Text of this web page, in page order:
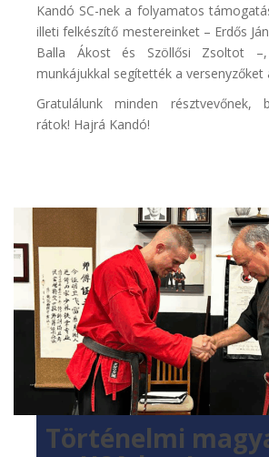
Kandó SC-nek a folyamatos
illeti felkészítő mestereinket – Erdős
Balla Ákost és Szöllősi Zsoltot
munkájukkal segítették a versenyzőket
Gratulálunk minden résztvevőnek,
rátok! Hajrá Kandó!
Történelmi